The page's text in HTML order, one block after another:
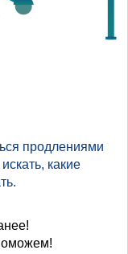
продлениями
какие